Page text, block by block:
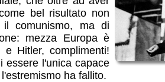
bel risultato non
il comunismo, ma di
mezza Europa è
e Hitler, complimenti!
essere l'unica capace
ha fallito.